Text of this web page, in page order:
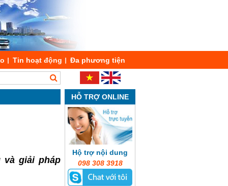
Tin hoạt động Đa phương tiện
và giải pháp
HỖ TRỢ ONLINE
Hộ trợ nội dung
098 308 3918